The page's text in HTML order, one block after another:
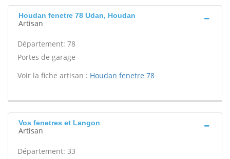
Houdan fenetre 78 Udan, Houdan
Artisan
Département: 78
Portes de garage -
Voir la fiche artisan : Houdan fenetre 78
Vos fenetres et Langon
Artisan
Département: 33